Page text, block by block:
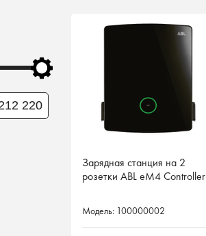
Зарядная станция на 2
розетки ABL eM4 Controller
Модель: 100000002
Зарядная станция на 2
розетки ABL eM4 Controller
Модель: 100000002